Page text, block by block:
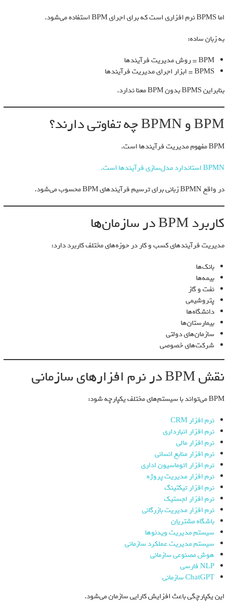
اما BPMS نرم افزاری است که برای اجرای BPM استفاده می‌شود.
به زبان ساده:
BPM = روش مدیریت فرآیندها
BPMS = ابزار اجرای مدیریت فرآیندها
بنابراین BPMS بدون BPM معنا ندارد.
BPM و BPMN چه تفاوتی دارند؟
BPM مفهوم مدیریت فرآیندها است.
BPMN استاندارد مدل‌سازی فرآیندها است.
در واقع BPMN زبانی برای ترسیم فرآیندهای BPM محسوب می‌شود.
کاربرد BPM در سازمان‌ها
مدیریت فرآیندهای کسب و کار در حوزه‌های مختلف کاربرد دارد:
بانک‌ها
بیمه‌ها
نفت و گاز
پتروشیمی
دانشگاه‌ها
بیمارستان‌ها
سازمان‌های دولتی
شرکت‌های خصوصی
نقش BPM در نرم افزارهای سازمانی
BPM می‌تواند با سیستم‌های مختلف یکپارچه شود:
نرم افزار CRM
نرم افزار انبارداری
نرم افزار مالی
نرم افزار منابع انسانی
نرم افزار اتوماسیون اداری
نرم افزار مدیریت پروژه
نرم افزار تیکتینگ
نرم افزار لجستیک
نرم افزار مدیریت بازرگانی
باشگاه مشتریان
سیستم مدیریت ویدئوها
سیستم مدیریت عملکرد سازمانی
هوش مصنوعی سازمانی
NLP فارسی
ChatGPT سازمانی
این یکپارچگی باعث افزایش کارایی سازمان می‌شود.